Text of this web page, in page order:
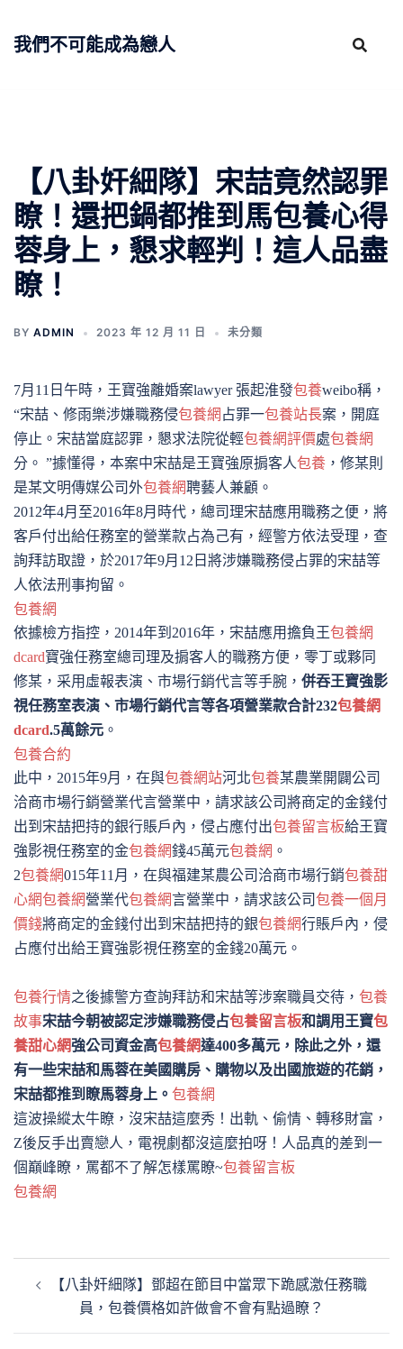
我們不可能成為戀人
【八卦奸細隊】宋喆竟然認罪
瞭！還把鍋都推到馬包養心得
蓉身上，懇求輕判！這人品盡
瞭！
BY ADMIN 2023 年 12 月 11 日 未分類
7月11日午時，王寶強離婚案lawyer 張起淮發包養weibo稱，
“宋喆、修雨樂涉嫌職務侵包養網 占罪一包養站長案，開庭
停止。宋喆當庭認罪，懇求法院從輕包養網評價處包養網
分。 ”據懂得，本案中宋喆是王寶強原掮客人包養 ，修某則
是某文明傳媒公司外包養網聘藝人兼顧。
2012年4月至2016年8月時代，總司理宋喆應用職務之便，將
客戶付出給任務室的營業款占為己有，經警方依法受理，查
詢拜訪取證，於2017年9月12日將涉嫌職務侵占罪的宋喆等
人依法刑事拘留。
包養網
依據檢方指控，2014年到2016年，宋喆應用擔負王包養網
dcard寶強任務室總司理及掮客人的職務方便，零丁或夥同
修某，采用虛報表演、市場行銷代言等手腕， 併吞王寶強影
視任務室表演、市場行銷代言等各項營業款合計232包養網
dcard.5萬餘元 。
包養合約
此中，2015年9月，在與包養網站河北包養某農業開闢公司
洽商市場行銷營業代言營業中，請求該公司將商定的金錢付
出到宋喆把持的銀行賬戶內，侵占應付出包養留言板給王寶
強影視任務室的金包養網錢45萬元包養網 。
2包養網015年11月，在與福建某農公司洽商市場行銷包養甜
心網包養網營業代包養網言營業中，請求該公司包養一個月
價錢將商定的金錢付出到宋喆把持的銀包養網行賬戶內，侵
占應付出給王寶強影視任務室的金錢20萬元。
包養行情之後據警方查詢拜訪和宋喆等涉案職員交待， 包養
故事宋喆今朝被認定涉嫌職務侵占包養留言板和調用王寶包
養甜心網強公司資金高包養網達400多萬元，除此之外，還
有一些宋喆和馬蓉在美國購房、購物以及出國旅遊的花銷，
宋喆都推到瞭馬蓉身上。 包養網
這波操縱太牛瞭，沒宋喆這麼秀！出軌、偷情、轉移財富，
Z後反手出賣戀人，電視劇都沒這麼拍呀！人品真的差到一
個巔峰瞭，罵都不了解怎樣罵瞭~包養留言板
包養網
【八卦奸細隊】鄧超在節目中當眾下跪感激任務職
員，包養價格如許做會不會有點過瞭？